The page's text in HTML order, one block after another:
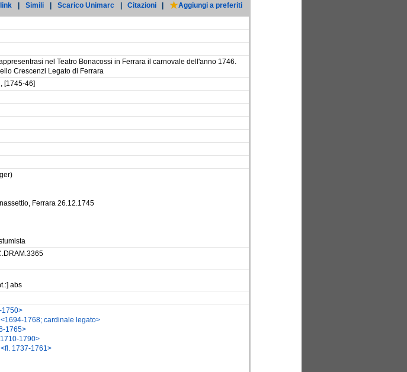
Simili Scarico Unimarc Citazioni Aggiungi a preferiti
nel Teatro Bonacossi in Ferrara il carnovale dell'anno 1746.
Crescenzi Legato di Ferrara
[1745-46]
Ferrara 26.12.1745
abs
1750>
1768; cardinale legato>
1765>
1790>
1737-1761>